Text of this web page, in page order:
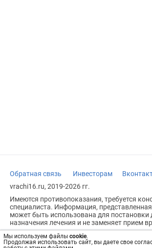
Мы используем файлы cookie.
Продолжая использовать сайт, вы даете свое
Обратная связь Инвесторам
vrachi16.ru, 2019-2026 гг.
Имеются противопоказания, требуется
специалиста. Информация, представленная
может быть использована для постановки
назначения лечения и не заменяет прием
Возрастное ограничение: 18+